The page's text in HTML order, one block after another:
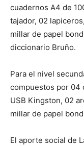
cuadernos A4 de
tajador, 02
millar de papel
diccionario Bruño.
Para el nivel
compuestos por 04
USB Kingston, 02
millar de papel
El aporte social de